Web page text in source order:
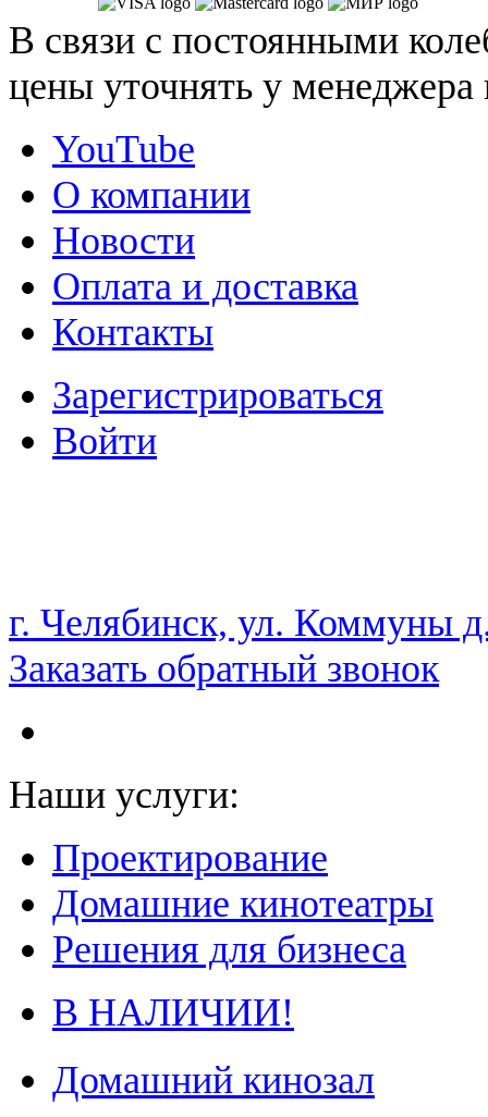
В связи с постоянными
цены уточнять у
YouTube
О компании
Новости
Оплата и доставка
Контакты
Зарегистрироваться
Войти
НАМ ДОВЕРЯЮТ С 2003 ГОДА
г. Челябинск, ул. Коммуны
Заказать обратный звонок
Наши услуги:
Проектирование
Домашние кинотеатры
Решения для бизнеса
В НАЛИЧИИ!
Домашний кинозал